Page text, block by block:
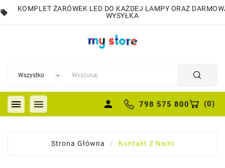
local_offer
KOMPLET ŻARÓWEK LED DO KAŻDEJ LAMPY ORAZ
WYSYŁKA
  person 798 575 800 (0)
Strona Główna Kontakt Z Nami